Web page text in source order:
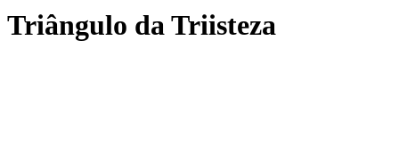
Triângulo da Triisteza